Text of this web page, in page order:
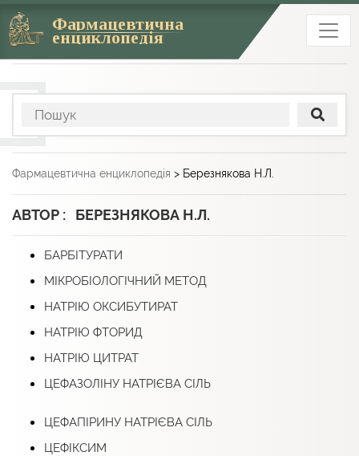
Фармацевтична
енциклопедія
Фармацевтична енциклопедія > Березнякова Н.Л.
АВТОР : БЕРЕЗНЯКОВА Н.Л.
БАРБІТУРАТИ
МІКРОБІОЛОГІЧНИЙ МЕТОД
НАТРІЮ ОКСИБУТИРАТ
НАТРІЮ ФТОРИД
НАТРІЮ ЦИТРАТ
ЦЕФАЗОЛІНУ НАТРІЄВА СІЛЬ
ЦЕФАПІРИНУ НАТРІЄВА СІЛЬ
ЦЕФІКСИМ